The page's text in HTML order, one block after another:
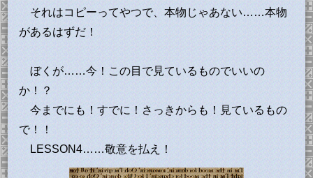
それはコピーってやつで、本物じゃあない……本物
があるはずだ！
ぼくが……今！この目で見ているものでいいの
か！？
今までにも！すでに！さっきからも！見ているもの
で！！
LESSON4……敬意を払え！